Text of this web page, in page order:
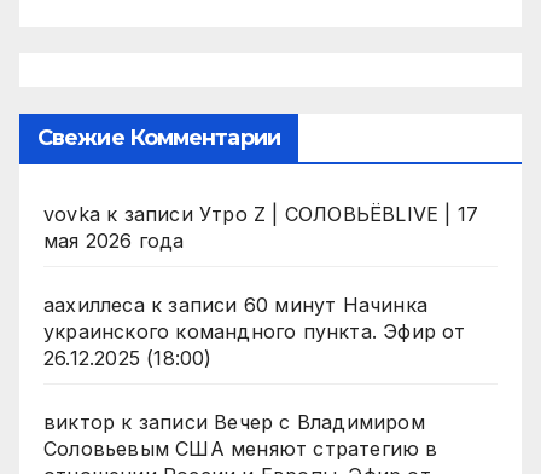
Свежие Комментарии
vovka к записи Утро Z | СОЛОВЬЁВLIVE | 17
мая 2026 года
аахиллесак записи 60 минут Начинка
украинского командного пункта. Эфир от
26.12.2025 (18:00)
виктор к записи Вечер с Владимиром
Соловьевым США меняют стратегию в